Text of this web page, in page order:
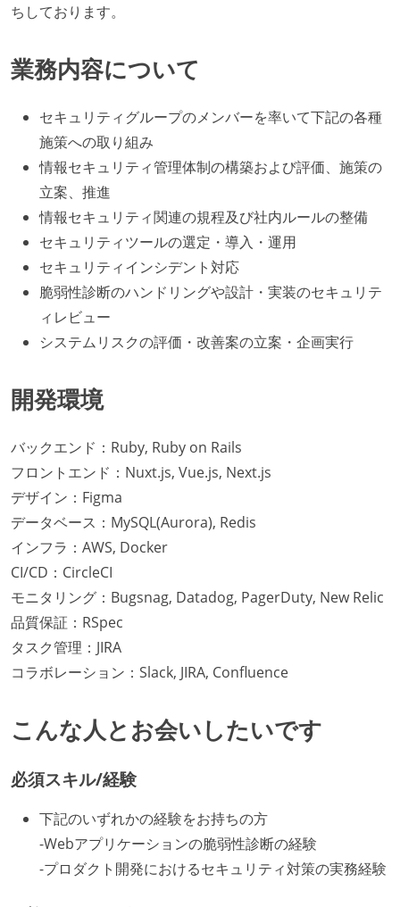
ちしております。
業務内容について
セキュリティグループのメンバーを率いて下記の各種
施策への取り組み
情報セキュリティ管理体制の構築および評価、施策の
立案、推進
情報セキュリティ関連の規程及び社内ルールの整備
セキュリティツールの選定・導入・運用
セキュリティインシデント対応
脆弱性診断のハンドリングや設計・実装のセキュリテ
ィレビュー
システムリスクの評価・改善案の立案・企画実行
開発環境
バックエンド：Ruby, Ruby on Rails
フロントエンド：Nuxt.js, Vue.js, Next.js
デザイン：Figma
データベース：MySQL(Aurora), Redis
インフラ：AWS, Docker
CI/CD：CircleCI
モニタリング：Bugsnag, Datadog, PagerDuty, New Relic
品質保証：RSpec
タスク管理：JIRA
コラボレーション：Slack, JIRA, Confluence
こんな人とお会いしたいです
必須スキル/経験
下記のいずれかの経験をお持ちの方
-Webアプリケーションの脆弱性診断の経験
-プロダクト開発におけるセキュリティ対策の実務経験